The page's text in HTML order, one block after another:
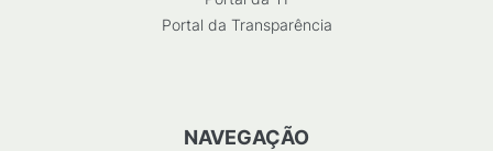
Portal da Transparência
NAVEGAÇÃO